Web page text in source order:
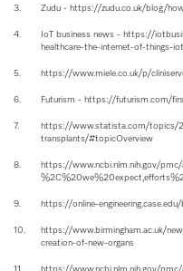
3. Zudu - https://zudu.co.uk/blog/
4.
IoT business news - https://
healthcare-the-internet-of-things-
5. https://www.miele.co.uk/p/
6. Futurism - https://futurism.com/
7.
https://www.statista.com/topics/
transplants/#topicOverview
8.
https://www.ncbi.nlm.nih.gov/
9. https://online-
10.
https://www.birmingham.ac.uk/
creation-of-new-organs
11.
https://www.ncbi.nlm.nih.gov/